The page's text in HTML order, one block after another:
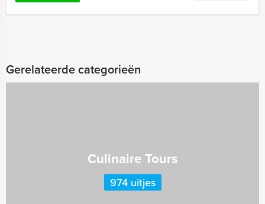
Gerelateerde categorieën
Culinaire Tours
974 uitjes